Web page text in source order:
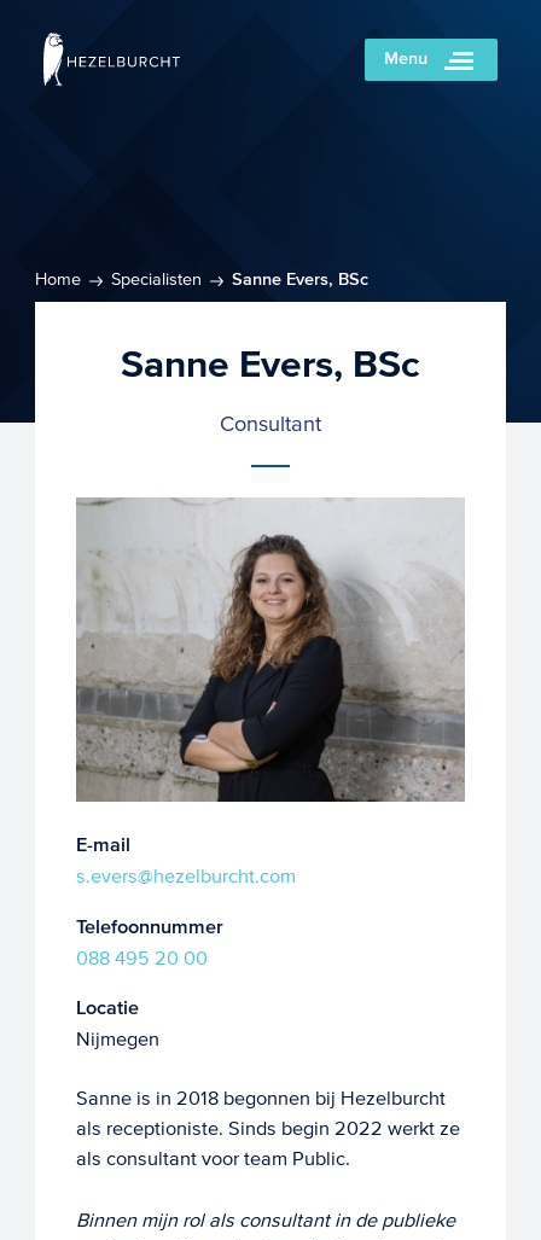
Menu
Home Specialisten Sanne Evers, BSc
Sanne Evers, BSc
Consultant
E-mail
s.evers@hezelburcht.com
Telefoonnummer
088 495 20 00
Locatie
Nijmegen
Sanne is in 2018 begonnen bij Hezelburcht
als receptioniste. Sinds begin 2022 werkt ze
als consultant voor team Public.
Binnen mijn rol als consultant in de publieke